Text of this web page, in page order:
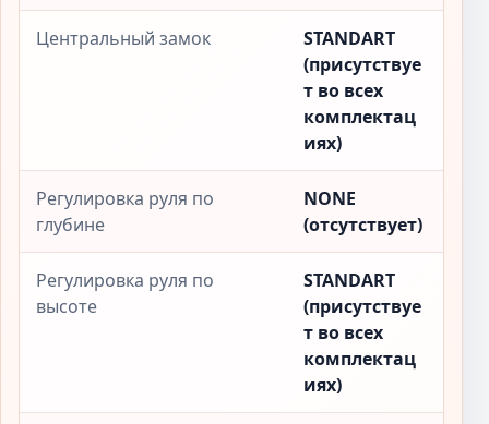
Центральный замок
STANDART
(присутствуе
т во всех
комплектац
иях)
Регулировка руля по
глубине
NONE
(отсутствует)
Регулировка руля по
высоте
STANDART
(присутствуе
т во всех
комплектац
иях)